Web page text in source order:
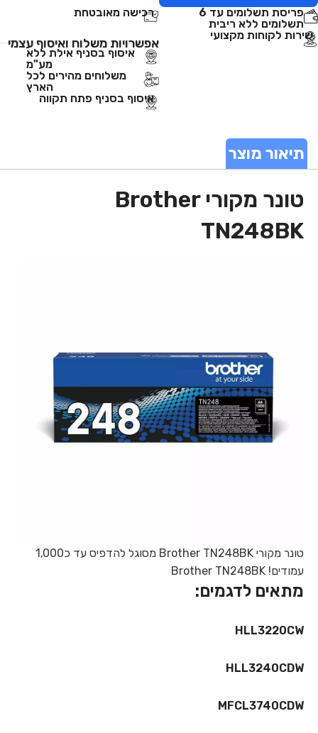
פריסת תשלומים עד 6
תשלומים ללא ריבית
רכישה מאובטחת
שירות לקוחות מקצועי
אפשרויות משלוח ואיסוף עצמי
איסוף בסניף אילת ללא
מע"מ
משלוחים מהירים לכל
הארץ
איסוף בסניף פתח תקווה
תיאור מוצר
טונר מקורי Brother
TN248BK
טונר מקורי Brother TN248BK מסוגל להדפיס עד כ1,000
עמודים! Brother TN248BK
מתאים לדגמים:
HLL3220CW
HLL3240CDW
MFCL3740CDW